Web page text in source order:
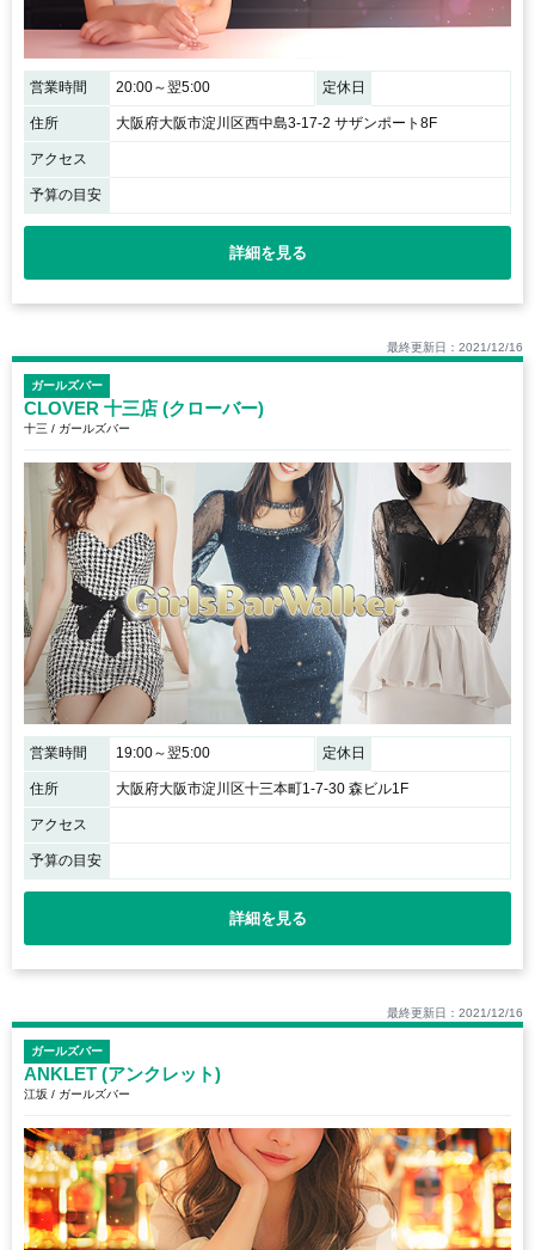
営業時間 20:00～翌5:00 定休日
住所 大阪府大阪市淀川区西中島3-17-2 サザンポート8F
アクセス
予算の目安
詳細を見る
最終更新日：2021/12/16
ガールズバー
CLOVER 十三店 (クローバー)
十三 / ガールズバー
営業時間 19:00～翌5:00 定休日
住所 大阪府大阪市淀川区十三本町1-7-30 森ビル1F
アクセス
予算の目安
詳細を見る
最終更新日：2021/12/16
ガールズバー
ANKLET (アンクレット)
江坂 / ガールズバー